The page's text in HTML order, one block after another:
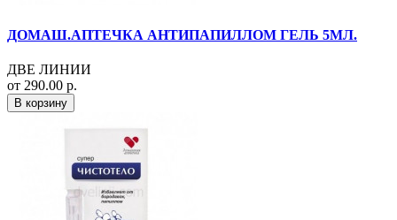
ДОМАШ.АПТЕЧКА АНТИПАПИЛЛОМ ГЕЛЬ 5МЛ.
ДВЕ ЛИНИИ
от 290.00 р.
В корзину